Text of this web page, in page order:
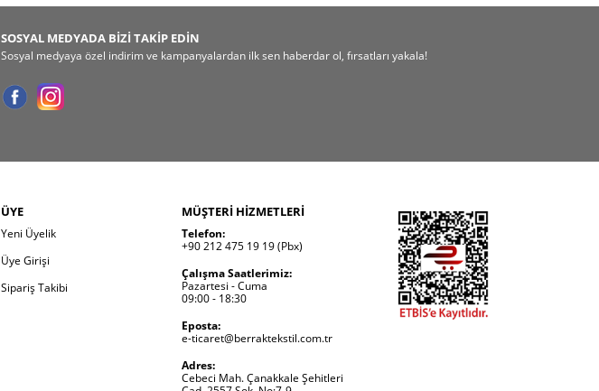
SOSYAL MEDYADA BİZİ TAKİP EDİN
Sosyal medyaya özel indirim ve kampanyalardan ilk sen haberdar ol, fırsatları yakala!
ÜYE
Yeni Üyelik
Üye Girişi
Sipariş Takibi
MÜŞTERİ HİZMETLERİ
Telefon:
+90 212 475 19 19 (Pbx)
Çalışma Saatlerimiz:
Pazartesi - Cuma
09:00 - 18:30
Eposta:
e-ticaret@berraktekstil.com.tr
Adres:
Cebeci Mah. Çanakkale Şehitleri